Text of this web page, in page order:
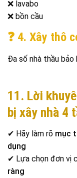
❌ lavabo
❌ bồn cầu
❓ 4. Xây thô
Đa số nhà thầu bảo
11. Lời
bị xây nhà 4
✔ Hãy làm rõ mục
dụng
✔ Lựa chọn đơn vị
ràng